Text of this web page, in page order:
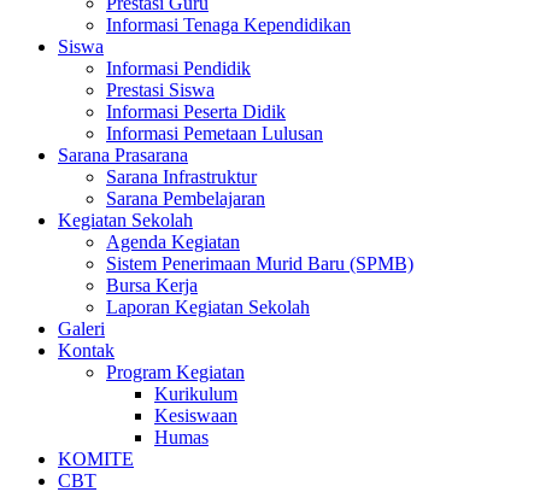
Informasi Tenaga Kependidikan
Siswa
Informasi Pendidik
Prestasi Siswa
Informasi Peserta Didik
Informasi Pemetaan Lulusan
Sarana Prasarana
Sarana Infrastruktur
Sarana Pembelajaran
Kegiatan Sekolah
Agenda Kegiatan
Sistem Penerimaan Murid Baru (SPMB)
Bursa Kerja
Laporan Kegiatan Sekolah
Galeri
Kontak
Program Kegiatan
Kurikulum
Kesiswaan
Humas
KOMITE
CBT